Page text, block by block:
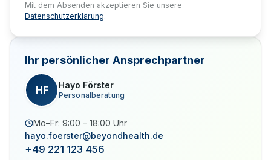
Mit dem Absenden akzeptieren Sie unsere
Datenschutzerklärung.
Ihr persönlicher Ansprechpartner
HF Hayo Förster
Personalberatung
Mo–Fr: 9:00 – 18:00 Uhr
hayo.foerster@beyondhealth.de
+49 221 123 456